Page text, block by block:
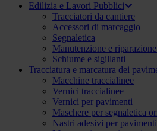
Edilizia e Lavori Pubblici
Tracciatori da cantiere
Accessori di marcaggio
Segnaletica
Manutenzione e
Schiume e sigillanti
Tracciatura e marcatura dei
Macchine traccialinee
Vernici traccialinee
Vernici per pavimenti
Maschere per segnaletica
Nastri adesivi per pavimenti